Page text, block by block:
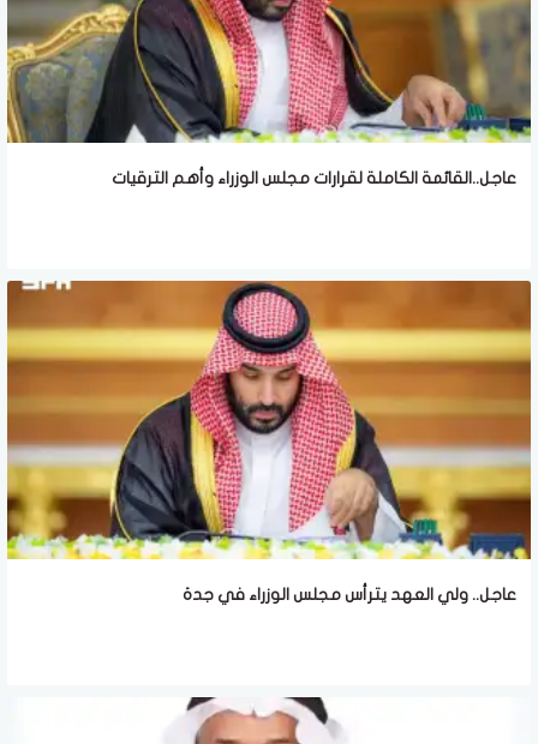
عاجل..القائمة الكاملة لقرارات مجلس الوزراء وأهم الترقيات
عاجل.. ولي العهد يترأس مجلس الوزراء في جدة